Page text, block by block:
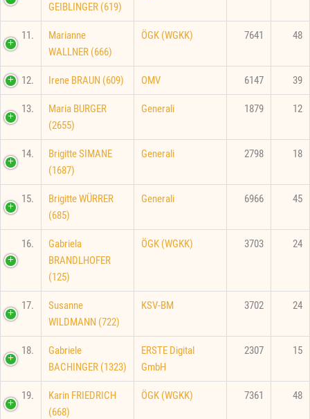
GEIBLINGER (619)
11.
Marianne
WALLNER (666)
ÖGK (WGKK) 7641 48
12. Irene BRAUN (609) OMV 6147 39
13.
Maria BURGER
(2655)
Generali 1879 12
14.
Brigitte SIMANE
(1687)
Generali 2798 18
15.
Brigitte WÜRRER
(685)
Generali 6966 45
16.
Gabriela
BRANDLHOFER
(125)
ÖGK (WGKK) 3703 24
17.
Susanne
WILDMANN (722)
KSV-BM 3702 24
18.
Gabriele
BACHINGER (1323)
ERSTE Digital
GmbH
2307 15
19.
Karin FRIEDRICH
(668)
ÖGK (WGKK) 7361 48